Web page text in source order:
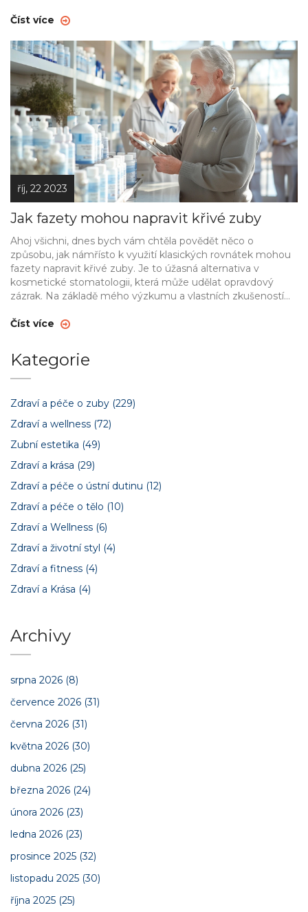
Číst více
říj, 22 2023
Jak fazety mohou napravit křivé zuby
Ahoj všichni, dnes bych vám chtěla povědět něco o
způsobu, jak námřísto k využití klasických rovnátek mohou
fazety napravit křivé zuby. Je to úžasná alternativa v
kosmetické stomatologii, která může udělat opravdový
zázrak. Na základě mého výzkumu a vlastních zkušeností
výhody a jak se celý proces probíhá. Takže pokud máte
mohla být právě pro vás!
Číst více
Kategorie
Zdraví a péče o zuby (229)
Zdraví a wellness (72)
Zubní estetika (49)
Zdraví a krása (29)
Zdraví a péče o ústní dutinu (12)
Zdraví a péče o tělo (10)
Zdraví a Wellness (6)
Zdraví a životní styl (4)
Zdraví a fitness (4)
Zdraví a Krása (4)
Archivy
srpna 2026 (8)
července 2026 (31)
června 2026 (31)
května 2026 (30)
dubna 2026 (25)
března 2026 (24)
února 2026 (23)
ledna 2026 (23)
prosince 2025 (32)
listopadu 2025 (30)
října 2025 (25)